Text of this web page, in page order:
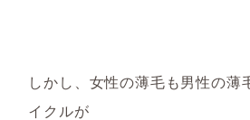
しかし、 女性の薄毛も男性の薄
イクルが